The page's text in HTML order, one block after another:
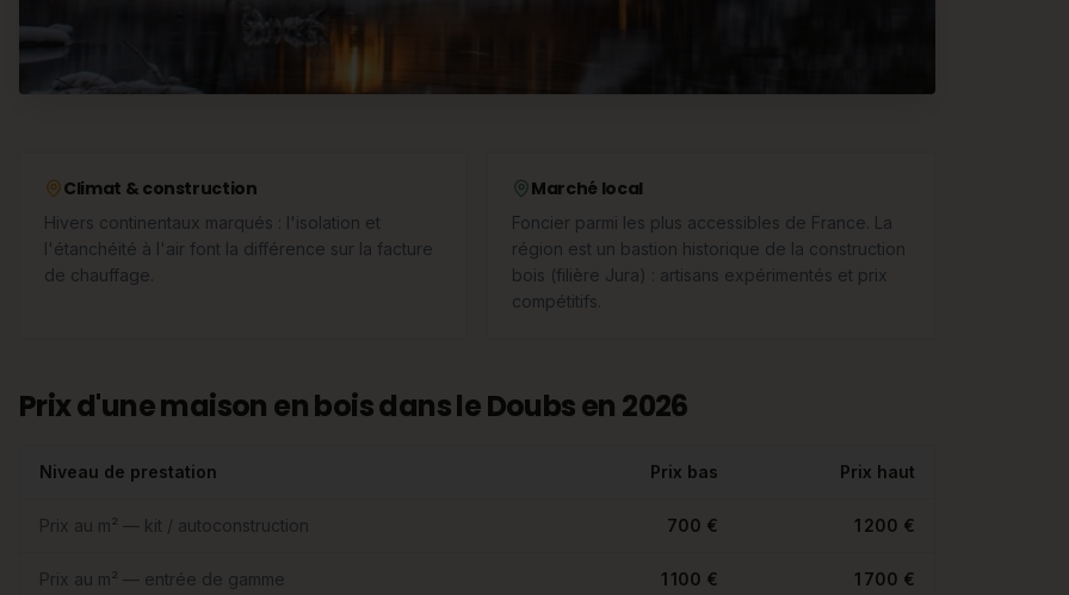
Climat & construction
Hivers continentaux marqués : l'isolation et
l'étanchéité à l'air font la différence sur la facture
de chauffage.
Marché local
Foncier parmi les plus accessibles de France. La
région est un bastion historique de la construction
bois (filière Jura) : artisans expérimentés et prix
compétitifs.
Prix d'une maison en bois dans le Doubs en 2026
Niveau de prestation Prix bas Prix haut
Prix au m² — kit / autoconstruction 700 € 1 200 €
Prix au m² — entrée de gamme 1 100 € 1 700 €